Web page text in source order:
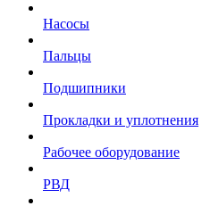
Насосы
Пальцы
Подшипники
Прокладки и уплотнения
Рабочее оборудование
РВД